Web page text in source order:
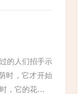
的人们招手示
时，它才开始
，它的花朵也